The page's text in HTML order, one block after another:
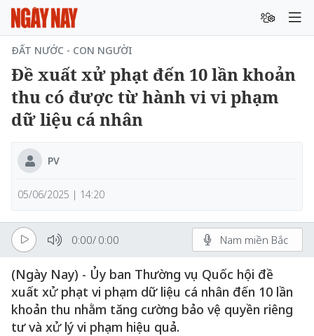
ĐẤT NƯỚC - CON NGƯỜI
Đề xuất xử phạt đến 10 lần khoản
thu có được từ hành vi vi phạm
dữ liệu cá nhân
PV
05/06/2025 | 14:20
0:00/ 0:00 Nam miền Bắc
(Ngày Nay) - Ủy ban Thường vụ Quốc hội đề
xuất xử phạt vi phạm dữ liệu cá nhân đến 10 lần
khoản thu nhằm tăng cường bảo vệ quyền riêng
tư và xử lý vi phạm hiệu quả.